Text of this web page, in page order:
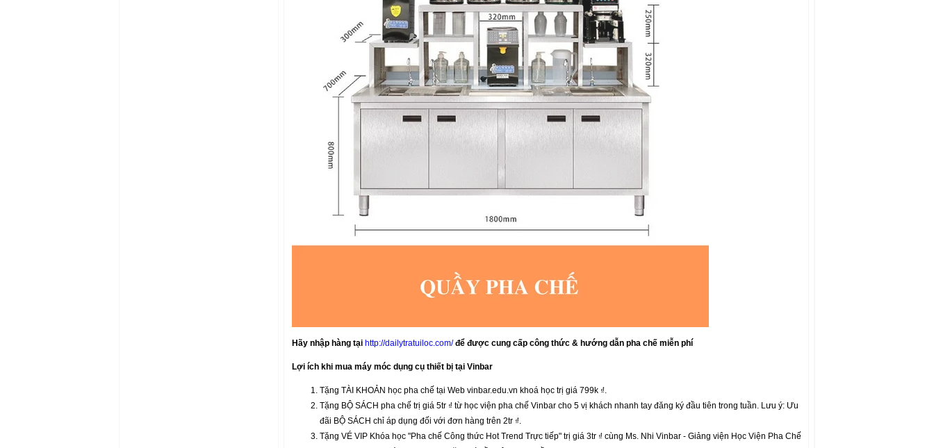
Hãy nhập hàng tại http://dailytratuiloc.com/để được cung cấp công thức & hướng dẫn pha chế miễn phí
Lợi ích khi mua máy móc dụng cụ thiết bị tại Vinbar
Tặng TÀI KHOẢN học pha chế tại Web vinbar.edu.vn khoá học trị giá 799k ₫.
Tặng BỘ SÁCH pha chế trị giá 5tr ₫ từ học viện pha chế Vinbar cho 5 vị khách nhanh tay đăng ký đầu tiên trong tuần. Lưu ý: Ưu
đãi BỘ SÁCH chỉ áp dụng đối với đơn hàng trên 2tr ₫.
Tặng VÉ VIP Khóa học "Pha chế Công thức Hot Trend Trực tiếp" trị giá 3tr ₫ cùng Ms. Nhi Vinbar - Giảng viện Học Viện Pha Chế